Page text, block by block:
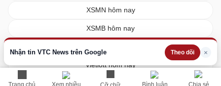
Trang chủ Xem nhiều Bình luận Chia sẻ
Nhận tin VTC News trên Google Theo dõi ×
XSMN hôm nay
XSMB hôm nay
Vietlott hôm nay